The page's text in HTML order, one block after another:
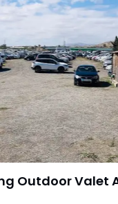
Outdoor Valet